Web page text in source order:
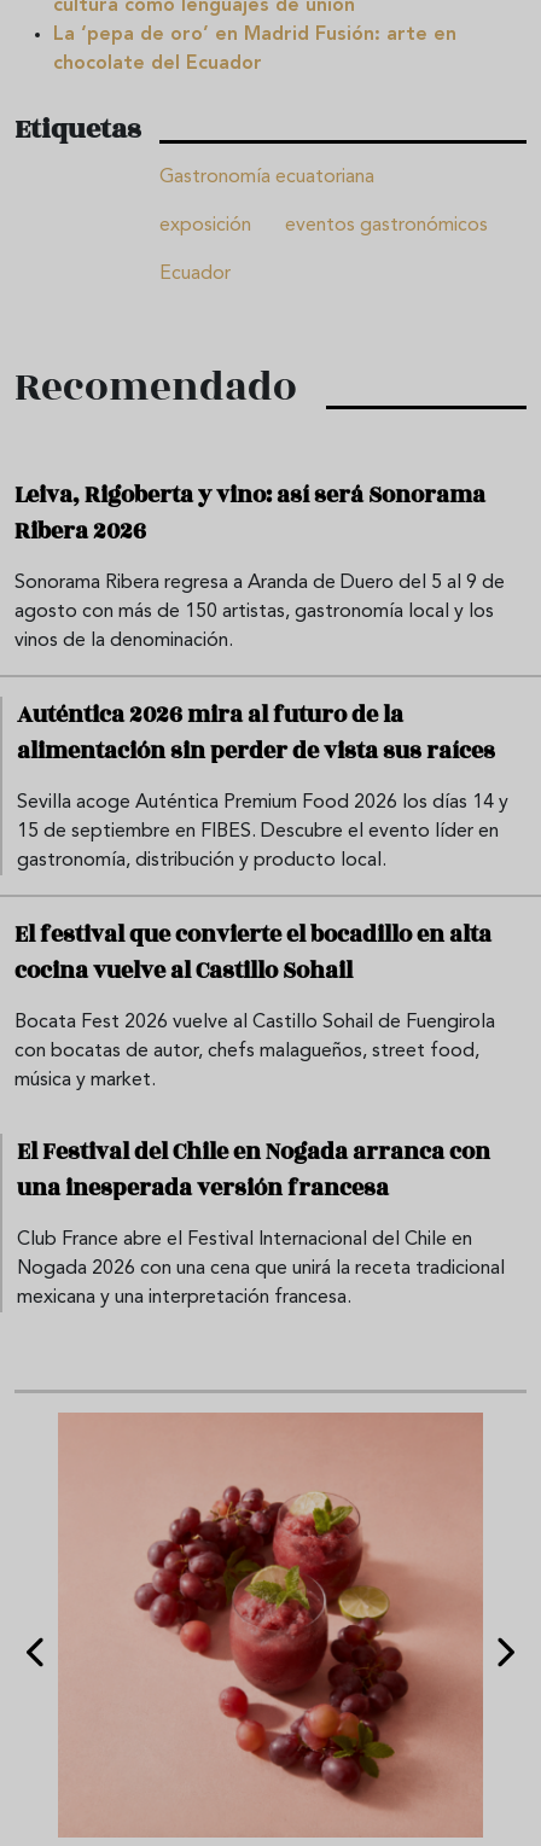
cultura como lenguajes de unión
La ‘pepa de oro’ en Madrid Fusión: arte en
chocolate del Ecuador
Etiquetas
Gastronomía ecuatoriana
exposición eventos gastronómicos
Ecuador
Recomendado
Leiva, Rigoberta y vino: así será Sonorama
Ribera 2026
Sonorama Ribera regresa a Aranda de Duero del 5 al 9 de
agosto con más de 150 artistas, gastronomía local y los
vinos de la denominación.
Auténtica 2026 mira al futuro de la
alimentación sin perder de vista sus raíces
Sevilla acoge Auténtica Premium Food 2026 los días 14 y
15 de septiembre en FIBES. Descubre el evento líder en
gastronomía, distribución y producto local.
El festival que convierte el bocadillo en alta
cocina vuelve al Castillo Sohail
Bocata Fest 2026 vuelve al Castillo Sohail de Fuengirola
con bocatas de autor, chefs malagueños, street food,
música y market.
El Festival del Chile en Nogada arranca con
una inesperada versión francesa
Club France abre el Festival Internacional del Chile en
Nogada 2026 con una cena que unirá la receta tradicional
mexicana y una interpretación francesa.